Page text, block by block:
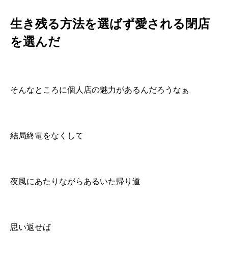
生き残る方法を選ばず愛される閉店
を選んだ
そんなところに個人店の魅力があるんだろうなぁ
結局終電をなくして
夜風にあたりながらあるいた帰り道
思い返せば